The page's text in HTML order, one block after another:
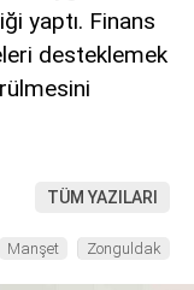
yaptı. Finans
desteklemek
TÜM YAZILARI
Manşet Zonguldak